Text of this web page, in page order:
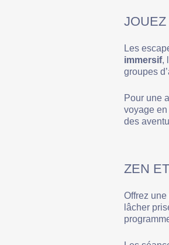
Les
immersif,
groupes
Pour une
voyage
des
ZEN
Offrez
lâcher